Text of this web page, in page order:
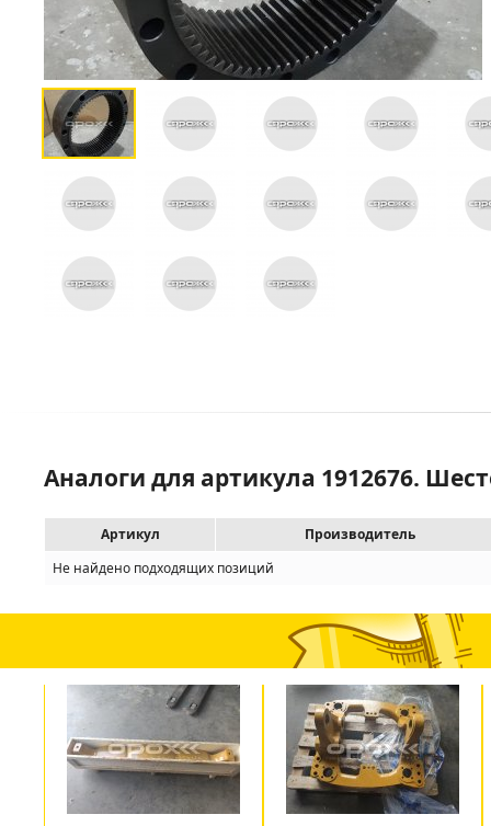
Аналоги для артикула 1912676.
Артикул
Производитель
Не найдено подходящих позиций